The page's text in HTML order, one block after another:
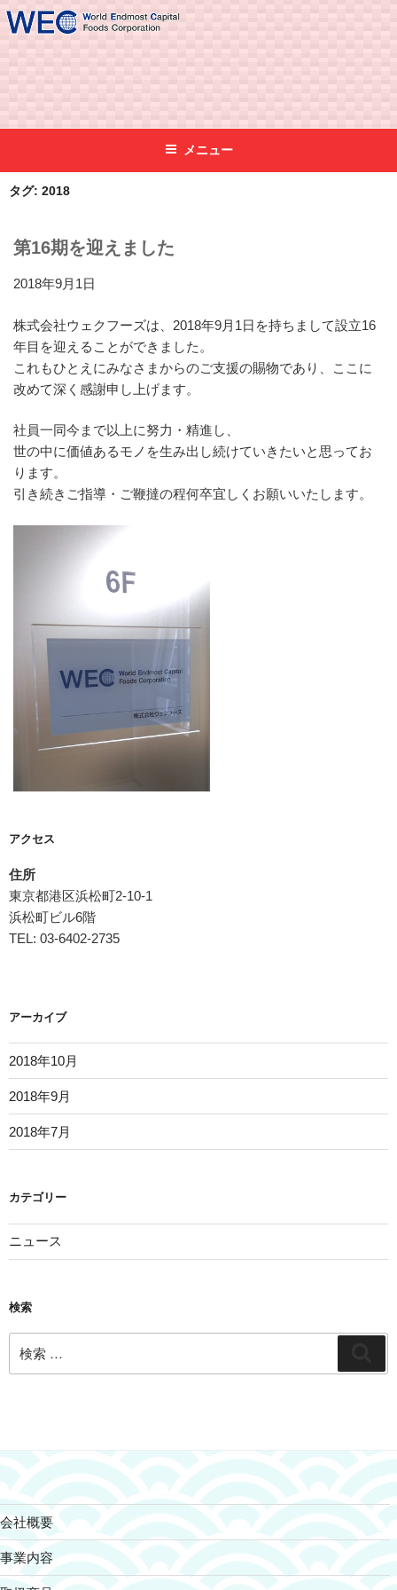
コ
ン
プ
メニュー
タグ: 2018
第16期を迎えました
2018年9月1日
株式会社ウェクフーズは、2018年9月1日を持ちまして設立16
年目を迎えることができました。
これもひとえにみなさまからのご支援の賜物であり、ここに
改めて深く感謝申し上げます。
社員一同今まで以上に努力・精進し、
世の中に価値あるモノを生み出し続けていきたいと思ってお
ります。
引き続きご指導・ご鞭撻の程何卒宜しくお願いいたします。
アクセス
住所
東京都港区浜松町2-10-1
浜松町ビル6階
TEL: 03-6402-2735
アーカイブ
2018年10月
2018年9月
2018年7月
カテゴリー
ニュース
検索
索:
索
会社概要
事業内容